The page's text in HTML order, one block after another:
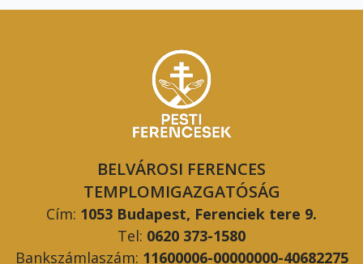
BELVÁROSI FERENCES
TEMPLOMIGAZGATÓSÁG
Cím: 1053 Budapest, Ferenciek tere 9.
Tel: 0620 373-1580
Bankszámlaszám: 11600006-00000000-40682275